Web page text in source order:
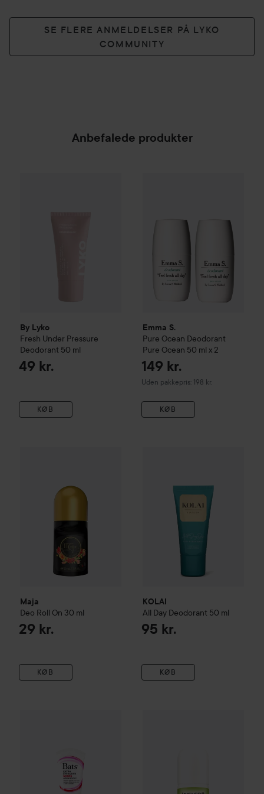
SE FLERE ANMELDELSER PÅ LYKO
COMMUNITY
Anbefalede produkter
By Lyko
Fresh Under Pressure
Deodorant 50 ml
49 kr.
KØB
Emma S.
Pure Ocean Deodorant
Pure Ocean 50 ml x 2
149 kr.
Uden pakkepris: 198 kr.
KØB
Maja
Deo Roll On 30 ml
29 kr.
KØB
KOLAI
All Day Deodorant 50 ml
95 kr.
KØB